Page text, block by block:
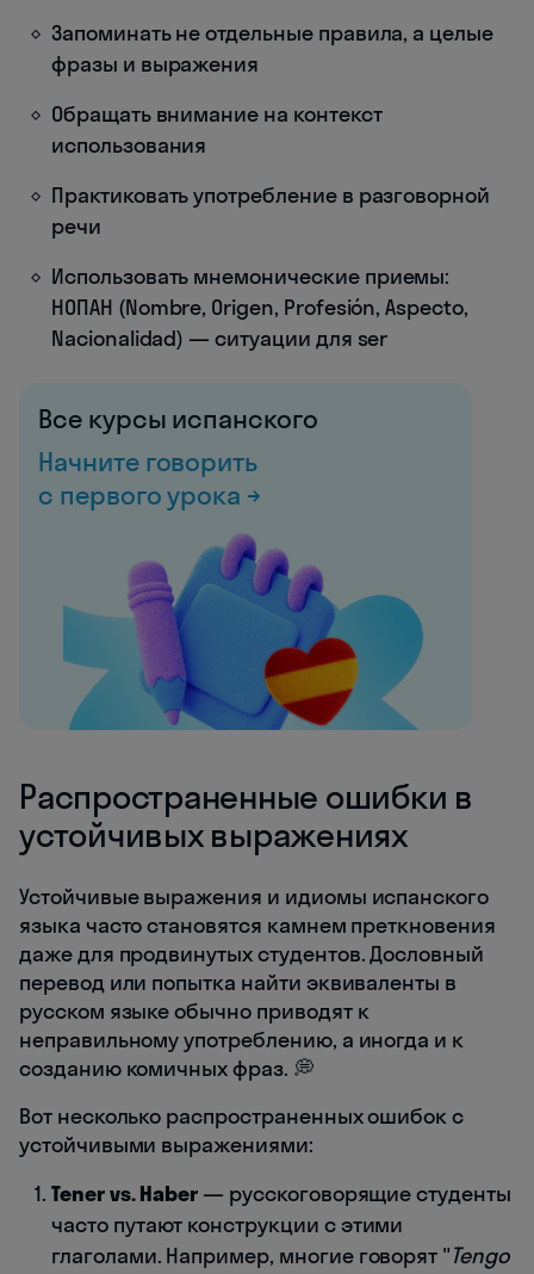
Запоминать не отдельные правила, а целые
фразы и выражения
Обращать внимание на контекст
использования
Практиковать употребление в разговорной
речи
Использовать мнемонические приемы:
НОПАН (Nombre, Origen, Profesión, Aspecto,
Nacionalidad) — ситуации для ser
Все курсы испанского
Начните говорить
с первого урока →
Распространенные ошибки в
устойчивых выражениях
Устойчивые выражения и идиомы испанского
языка часто становятся камнем преткновения
даже для продвинутых студентов. Дословный
перевод или попытка найти эквиваленты в
русском языке обычно приводят к
неправильному употреблению, а иногда и к
созданию комичных фраз. 💭
Вот несколько распространенных ошибок с
устойчивыми выражениями:
Tener vs. Haber — русскоговорящие студенты
часто путают конструкции с этими
глаголами. Например, многие говорят "Tengo